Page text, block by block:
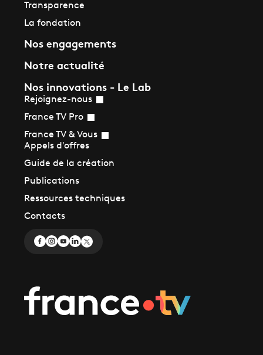
Transparence
La fondation
Nos engagements
Notre actualité
Nos innovations - Le Lab
Rejoignez-nous
France TV Pro
France TV & Vous
Appels d'offres
Guide de la création
Publications
Ressources techniques
Contacts